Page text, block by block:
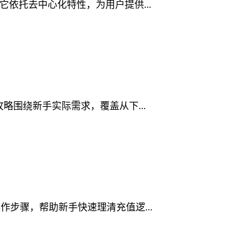
依托去中心化特性，为用户提供...
围绕新手实际需求，覆盖从下...
步骤，帮助新手快速理清充值逻...